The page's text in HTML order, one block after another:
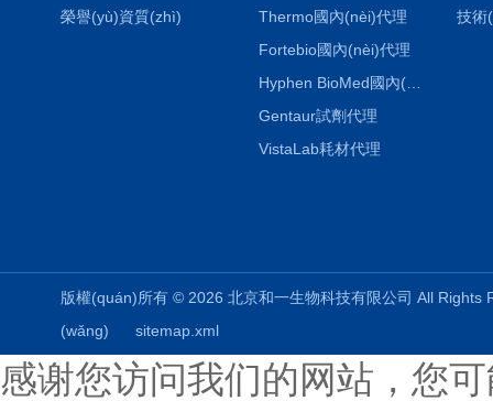
榮譽(yù)資質(zhì)
Thermo國內(nèi)代理
Fortebio國內(nèi)代理
Hyphen BioMed國內(nèi)代理
Gentaur試劑代理
VistaLab耗材代理
技術
版權(quán)所有 © 2026 北京和一生物科技有限公司 All
(wǎng)
sitemap.xml
感谢您访问我们的网站，您